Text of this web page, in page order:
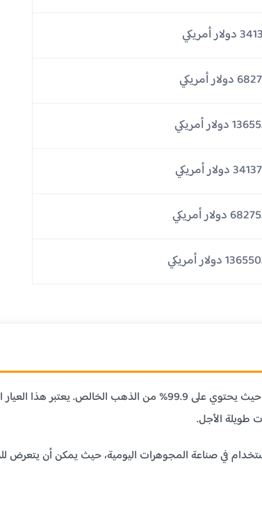
أمريكي
أمريكي
أمريكي
أمريكي
دولار أمريكي
دولار أمريكي
عيار 24 قيراط هو أنقى أنواع الذهب المتاحة في السوق، حيث يحتوي على
مناسب للاستخدام في صناعة المجوهرات اليومية، حيث يمكن أن